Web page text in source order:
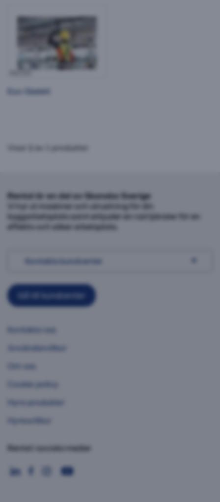
Exo-Skelett
Visar av 1 produkter
Rental är en del av Skanska Sverige
Vi hyr ut maskiner och utrustning för din
byggarbetsplats samt erbjuder en rad tjänster för en
effektiv och säker arbetsplats.
Kontakta kundcenter
Gå till kundcenter
Kontakta oss
Användarvillkor
Om oss
Cookie policy
Hyra produkter
Hyresvillkor
Rental i sociala medier